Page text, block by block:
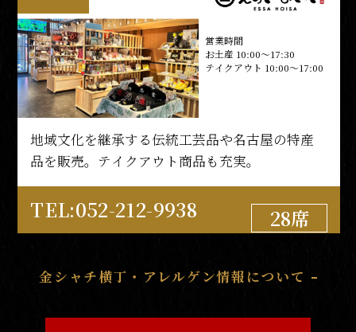
営業時間
お土産 10:00～17:30
テイクアウト 10:00～17:00
地域文化を継承する伝統工芸品や名古屋の特産
品を販売。テイクアウト商品も充実。
TEL:052-212-9938 28席
金シャチ横丁・アレルゲン情報について